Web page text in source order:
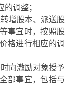
调整；
增股本、派送股
事宜时，按照股
格进行相应的调
向激励对象授予
部事宜，包括与